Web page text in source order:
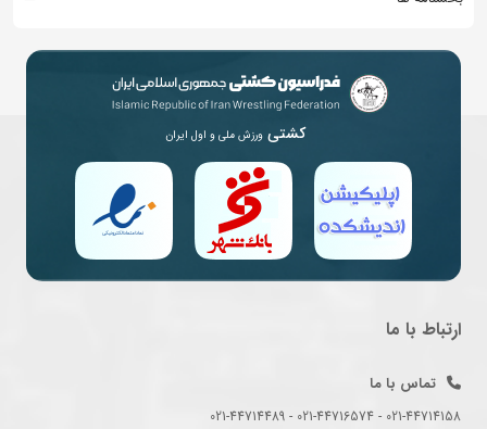
کشتی ورزش ملی و اول ایران
ارتباط با ما
تماس با ما
021-44714158 - 021-44716574 - 021-44714489